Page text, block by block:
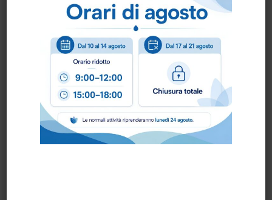
Puoi ordinare chiamando al 0172 478161oppure
info@bogliano.it
Per ogni informazione siamo a disposizione.
COLORE:AZZURRO, ,GENERICA
,VERDE